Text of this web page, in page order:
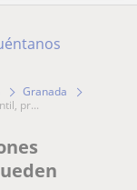
Granada
pr...